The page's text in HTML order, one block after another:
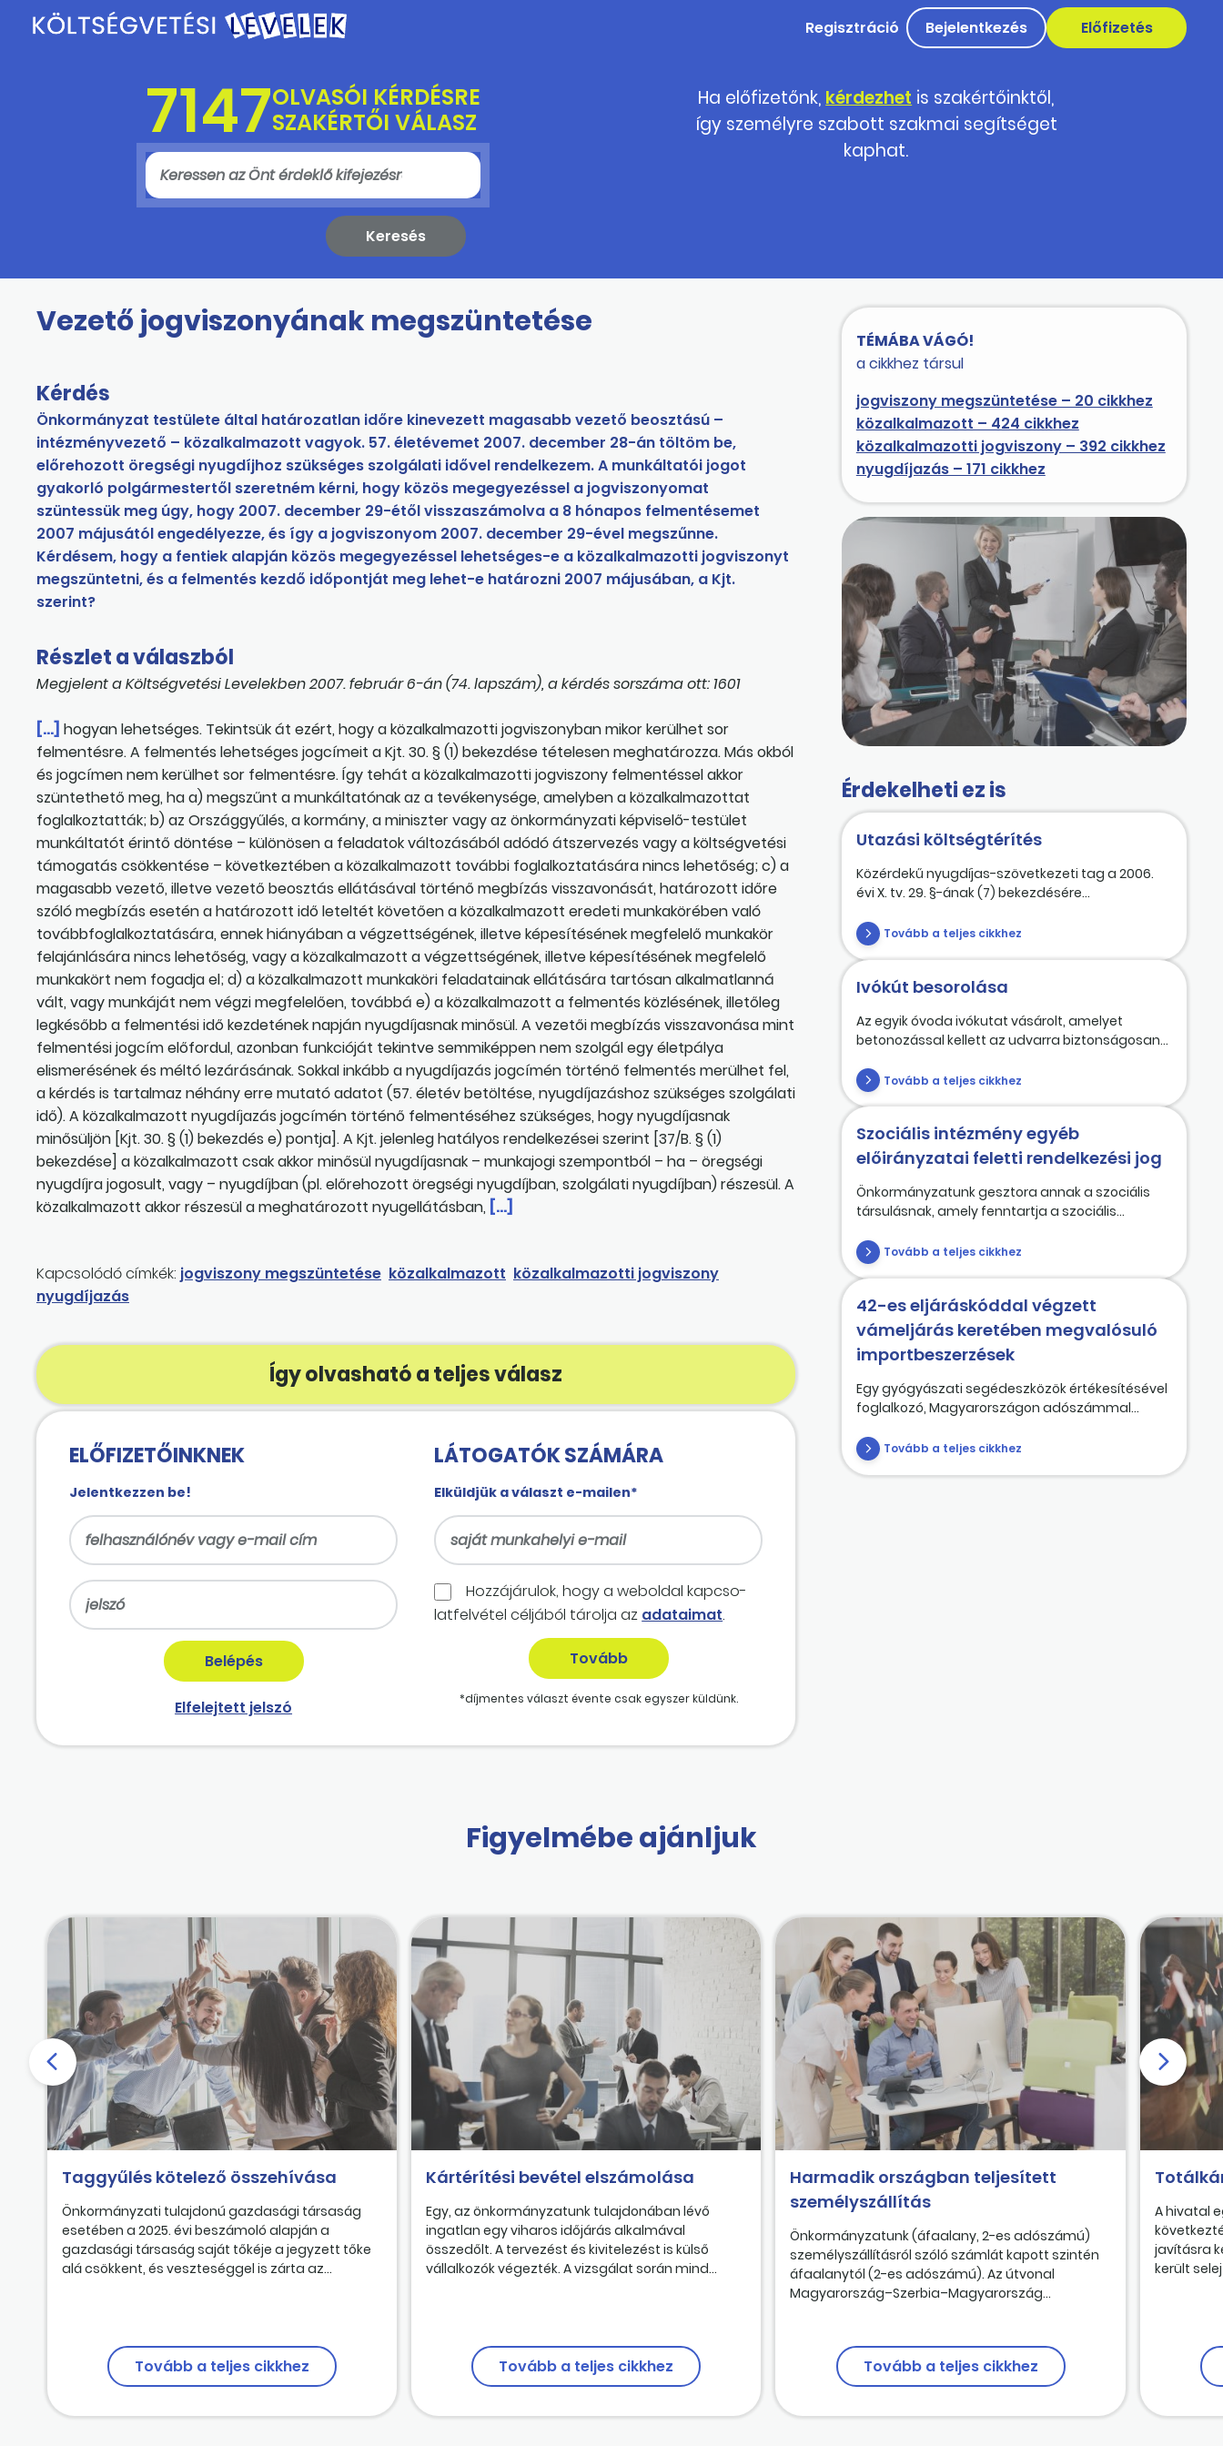
Regisztráció Bejelentkezés Előfizetés
7147OLVASÓI KÉRDÉSRE
SZAKÉRTŐI VÁLASZ
Ha előfizetőnk, kérdezhet is szakértőinktől,
így személyre szabott szakmai segítséget
kaphat.
Vezető jogviszonyának megszüntetése
Kérdés
Önkormányzat testülete által határozatlan időre kinevezett magasabb vezető beosztású –
intézményvezető – közalkalmazott vagyok. 57. életévemet 2007. december 28-án töltöm be,
előrehozott öregségi nyugdíjhoz szükséges szolgálati idővel rendelkezem. A munkáltatói jogot
gyakorló polgármestertől szeretném kérni, hogy közös megegyezéssel a jogviszonyomat
szüntessük meg úgy, hogy 2007. december 29-étől visszaszámolva a 8 hónapos felmentésemet
2007 májusától engedélyezze, és így a jogviszonyom 2007. december 29-ével megszűnne.
Kérdésem, hogy a fentiek alapján közös megegyezéssel lehetséges-e a közalkalmazotti jogviszonyt
megszüntetni, és a felmentés kezdő időpontját meg lehet-e határozni 2007 májusában, a Kjt.
szerint?
Részlet a válaszból
Megjelent a Költségvetési Levelekben 2007. február 6-án (74. lapszám), a kérdés sorszáma ott: 1601
[…] hogyan lehetséges. Tekintsük át ezért, hogy a közalkalmazotti jogviszonyban mikor kerülhet sor
felmentésre. A felmentés lehetséges jogcímeit a Kjt. 30. § (1) bekezdése tételesen meghatározza. Más okból
és jogcímen nem kerülhet sor felmentésre. Így tehát a közalkalmazotti jogviszony felmentéssel akkor
szüntethető meg, ha a) megszűnt a munkáltatónak az a tevékenysége, amelyben a közalkalmazottat
foglalkoztatták; b) az Országgyűlés, a kormány, a miniszter vagy az önkormányzati képviselő-testület
munkáltatót érintő döntése – különösen a feladatok változásából adódó átszervezés vagy a költségvetési
támogatás csökkentése – következtében a közalkalmazott további foglalkoztatására nincs lehetőség; c) a
magasabb vezető, illetve vezető beosztás ellátásával történő megbízás visszavonását, határozott időre
szóló megbízás esetén a határozott idő leteltét követően a közalkalmazott eredeti munkakörében való
továbbfoglalkoztatására, ennek hiányában a végzettségének, illetve képesítésének megfelelő munkakör
felajánlására nincs lehetőség, vagy a közalkalmazott a végzettségének, illetve képesítésének megfelelő
munkakört nem fogadja el; d) a közalkalmazott munkaköri feladatainak ellátására tartósan alkalmatlanná
vált, vagy munkáját nem végzi megfelelően, továbbá e) a közalkalmazott a felmentés közlésének, illetőleg
legkésőbb a felmentési idő kezdetének napján nyugdíjasnak minősül. A vezetői megbízás visszavonása mint
felmentési jogcím előfordul, azonban funkcióját tekintve semmiképpen nem szolgál egy életpálya
elismerésének és méltó lezárásának. Sokkal inkább a nyugdíjazás jogcímén történő felmentés merülhet fel,
a kérdés is tartalmaz néhány erre mutató adatot (57. életév betöltése, nyugdíjazáshoz szükséges szolgálati
idő). A közalkalmazott nyugdíjazás jogcímén történő felmentéséhez szükséges, hogy nyugdíjasnak
minősüljön [Kjt. 30. § (1) bekezdés e) pontja]. A Kjt. jelenleg hatályos rendelkezései szerint [37/B. § (1)
bekezdése] a közalkalmazott csak akkor minősül nyugdíjasnak – munkajogi szempontból – ha – öregségi
nyugdíjra jogosult, vagy – nyugdíjban (pl. előrehozott öregségi nyugdíjban, szolgálati nyugdíjban) részesül. A
közalkalmazott akkor részesül a meghatározott nyugellátásban, […]
Kapcsolódó címkék: jogviszony megszüntetése közalkalmazott közalkalmazotti jogviszony
nyugdíjazás
Így olvasható a teljes válasz
ELŐFIZETŐINKNEK
Jelentkezzen be!
Elfelejtett jelszó
LÁTOGATÓK SZÁMÁRA
Elküldjük a választ e-mailen*
Hozzájárulok, hogy a weboldal kapcso­
lat­felvétel céljából tárolja az adataimat.
*díjmentes választ évente csak egyszer küldünk.
TÉMÁBA VÁGÓ!
a cikkhez társul
jogviszony megszüntetése – 20 cikkhez
közalkalmazott – 424 cikkhez
közalkalmazotti jogviszony – 392 cikkhez
nyugdíjazás – 171 cikkhez
Érdekelheti ez is
Utazási költségtérítés
Közérdekű nyugdíjas-szövetkezeti tag a 2006.
évi X. tv. 29. §-ának (7) bekezdésére...
Tovább a teljes cikkhez
Ivókút besorolása
Az egyik óvoda ivókutat vásárolt, amelyet
betonozással kellett az udvarra biztonságosan...
Tovább a teljes cikkhez
Szociális intézmény egyéb
előirányzatai feletti rendelkezési jog
Önkormányzatunk gesztora annak a szociális
társulásnak, amely fenntartja a szociális...
Tovább a teljes cikkhez
42-es eljáráskóddal végzett
vámeljárás keretében megvalósuló
importbeszerzések
Egy gyógyászati segédeszközök értékesítésével
foglalkozó, Magyarországon adószámmal...
Tovább a teljes cikkhez
Figyelmébe ajánljuk
Taggyűlés kötelező összehívása
Önkormányzati tulajdonú gazdasági társaság
esetében a 2025. évi beszámoló alapján a
gazdasági társaság saját tőkéje a jegyzett tőke
alá csökkent, és veszteséggel is zárta az...
Tovább a teljes cikkhez
Kártérítési bevétel elszámolása
Egy, az önkormányzatunk tulajdonában lévő
ingatlan egy viharos időjárás alkalmával
összedőlt. A tervezést és kivitelezést is külső
vállalkozók végezték. A vizsgálat során mind...
Tovább a teljes cikkhez
Harmadik országban teljesített
személyszállítás
Önkormányzatunk (áfaalany, 2-es adószámú)
személyszállításról szóló számlát kapott szintén
áfaalanytól (2-es adószámú). Az útvonal
Magyarország–Szerbia–Magyarország...
Tovább a teljes cikkhez
A hivatal
javításra
került